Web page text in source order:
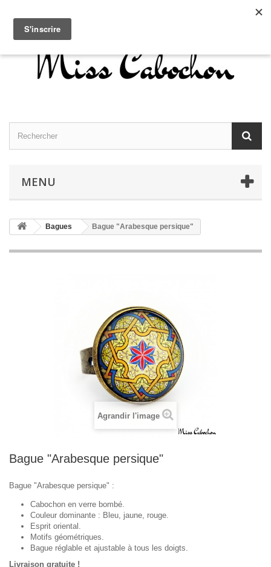
Connexion
MENU
Bagues Bague "Arabesque persique"
Agrandir l'image
Bague "Arabesque persique"
Bague "Arabesque persique" :
Cabochon en verre bombé.
Couleur dominante : Bleu, jaune, rouge.
Esprit oriental.
Motifs géométriques.
Bague réglable et ajustable à tous les doigts.
Livraison gratuite !